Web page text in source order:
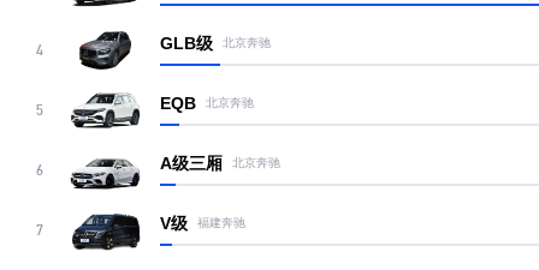
4 GLB级 北京奔驰
5 EQB 北京奔驰
6 A级三厢 北京奔驰
7 V级 福建奔驰